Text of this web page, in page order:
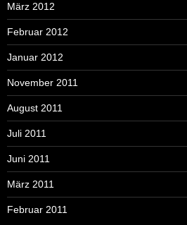
März 2012
Februar 2012
Januar 2012
November 2011
August 2011
Juli 2011
Juni 2011
März 2011
Februar 2011